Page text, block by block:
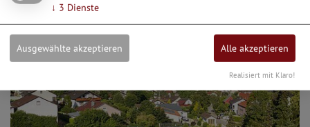
↓ 3 Dienste
Ausgewählte akzeptieren Alle akzeptieren
Realisiert mit Klaro!